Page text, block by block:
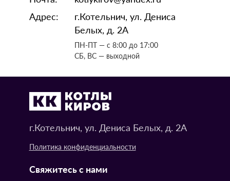
Адрес:
г.Котельнич, ул. Дениса
Белых, д. 2А
ПН-ПТ — с 8:00 до 17:00
СБ, ВС — выходной
г.Котельнич, ул. Дениса Белых, д. 2А
Политика конфиденциальности
Свяжитесь с нами